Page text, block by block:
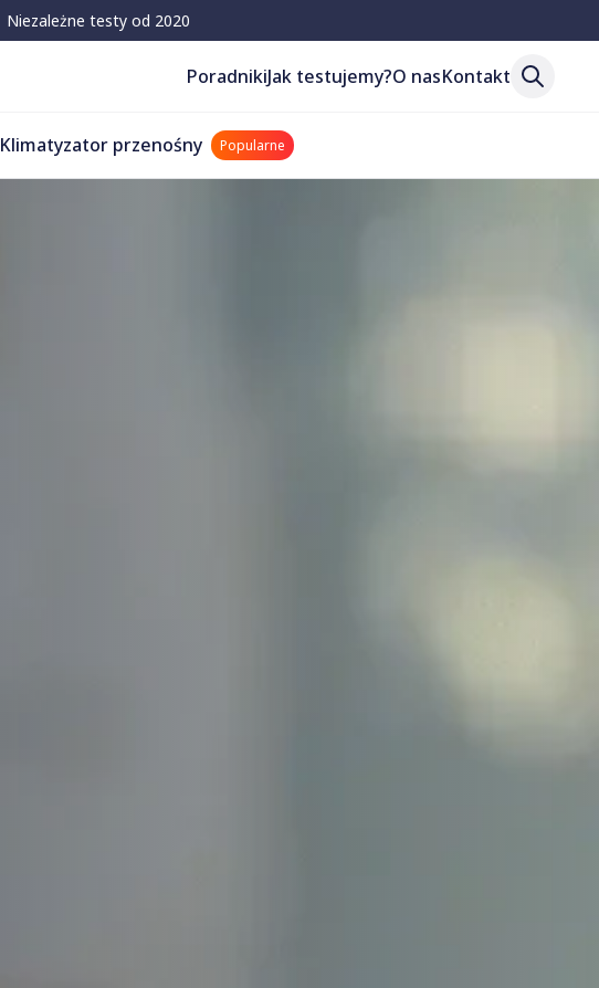
Niezależne testy od 2020
PoradnikiJak testujemy?O nasKontakt
Klimatyzator przenośny Popularne